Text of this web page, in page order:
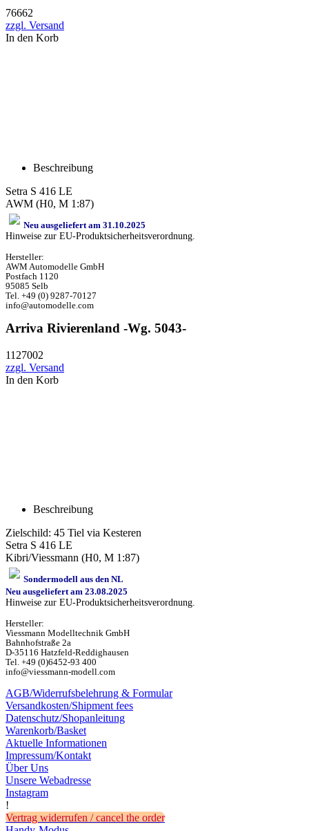
76662
zzgl. Versand
In den Korb
Beschreibung
Setra S 416 LE
AWM (H0, M 1:87)
Neu ausgeliefert am 31.10.2025
Hinweise zur EU-Produktsicherheitsverordnung.
Hersteller:
AWM Automodelle GmbH
Postfach 1120
95085 Selb
Tel. +49 (0) 9287-70127
info@automodelle.com
Arriva Rivierenland -Wg. 5043-
1127002
zzgl. Versand
In den Korb
Beschreibung
Zielschild: 45 Tiel via Kesteren
Setra S 416 LE
Kibri/Viessmann (H0, M 1:87)
Sondermodell aus den NL
Neu ausgeliefert am 23.08.2025
Hinweise zur EU-Produktsicherheitsverordnung.
Hersteller:
Viessmann Modelltechnik GmbH
Bahnhofstraße 2a
D-35116 Hatzfeld-Reddighausen
Tel. +49 (0)6452-93 400
info@viessmann-modell.com
AGB/Widerrufsbelehrung & Formular
Versandkosten/Shipment fees
Datenschutz/Shopanleitung
Warenkorb/Basket
Aktuelle Informationen
Impressum/Kontakt
Über Uns
Unsere Webadresse
Instagram
!
Vertrag widerrufen / cancel the order